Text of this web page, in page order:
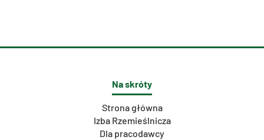
Na skróty
Strona główna
Izba Rzemieślnicza
Dla pracodawcy